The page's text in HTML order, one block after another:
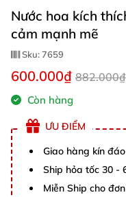
Nước hoa kích
cảm mạnh mẽ
Sku:7659
600.000₫ 882.000₫
Còn hàng
ƯU ĐIỂM
Giao hàng kín
Ship hỏa tốc 30 -
Miễn Ship cho